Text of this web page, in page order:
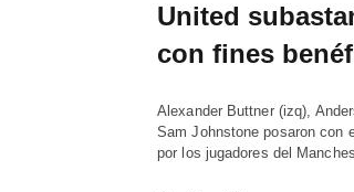
United
con fines
Alexander Buttner (izq),
Sam Johnstone posaron con
por los jugadores del